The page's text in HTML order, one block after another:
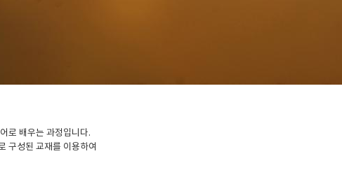
로 배우는 과정입니다.
구성된 교재를 이용하여